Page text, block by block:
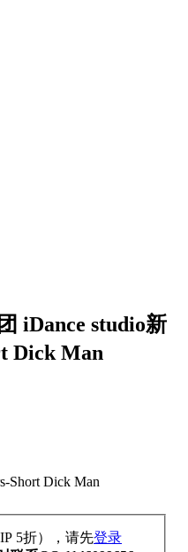
iDance studio新
Dick Man
5折），请先登录